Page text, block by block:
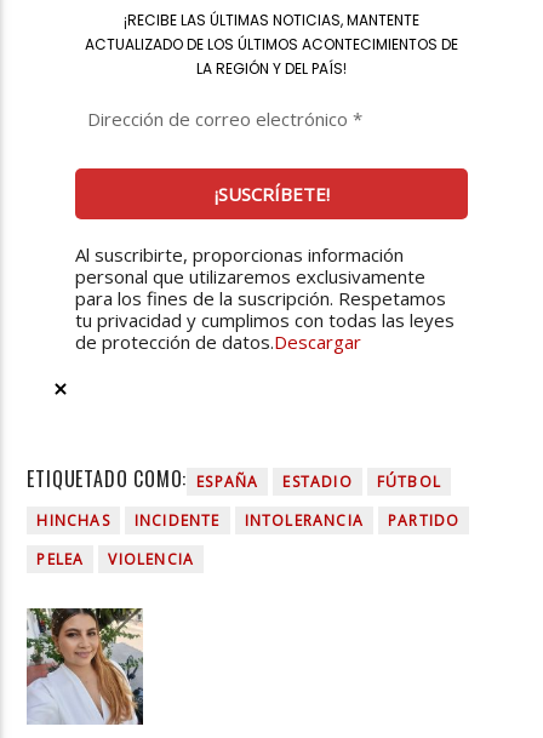
¡RECIBE LAS ÚLTIMAS NOTICIAS, MANTENTE
ACTUALIZADO DE LOS ÚLTIMOS ACONTECIMIENTOS DE
LA REGIÓN Y DEL PAÍS!
Al suscribirte, proporcionas información
personal que utilizaremos exclusivamente
para los fines de la suscripción. Respetamos
tu privacidad y cumplimos con todas las leyes
de protección de datos.Descargar
ETIQUETADO COMO: ESPAÑA ESTADIO
FÚTBOL
HINCHAS
INCIDENTE INTOLERANCIA
PARTIDO
PELEA
VIOLENCIA